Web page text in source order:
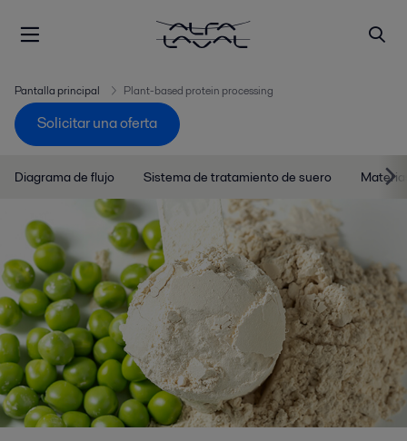
Pantalla principal Plant-based protein processing
Solicitar una oferta
Diagrama de flujo Sistema de tratamiento de suero